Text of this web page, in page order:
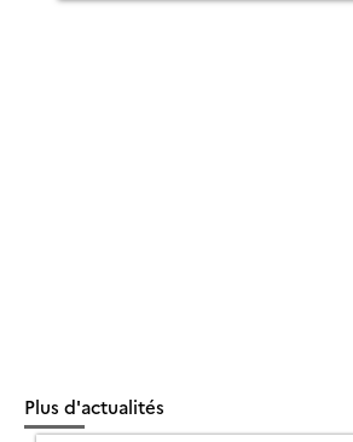
Plus d'actualités